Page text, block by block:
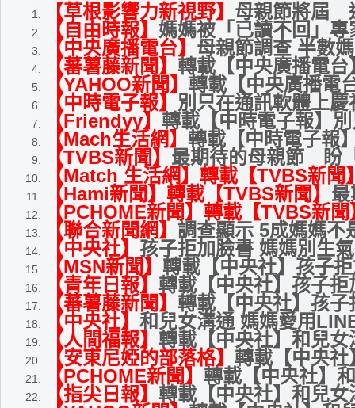
【草根影響力新視野】 母親節將屆
【自由時報】 媽媽被「已讀不回」
【中央廣播電台】 母親節調查 半數
【蕃薯藤新聞】 轉載【中央廣播電
【YAHOO新聞】 轉載【中央廣播電
【中時電子報】 別只在通訊軟體上
【Friendyy】 轉載【中時電子報】
【Mach生活網】 轉載【中時電子報
【TVBS新聞】 最期待的母親節 盼
【Match 生活網】轉載【TVBS新聞
【Hami新聞】轉載【TVBS新聞】
【PCHOME新聞】轉載【TVBS新聞
【聯合新聞網】 調查顯示 5成媽媽
【中央社】 孩子拒加臉書 媽媽別生
【MSN新聞】 轉載【中央社】孩子
【青年日報】 轉載【中央社】孩子
【蕃薯藤新聞】 轉載【中央社】孩
【中央社】 和兒女溝通 媽媽愛用
【人間福報】 轉載【中央社】和兒
【安東尼婭的部落格】 轉載【中央
【PCHOME新聞】 轉載【中央社】
【指尖日報】 轉載【中央社】和兒